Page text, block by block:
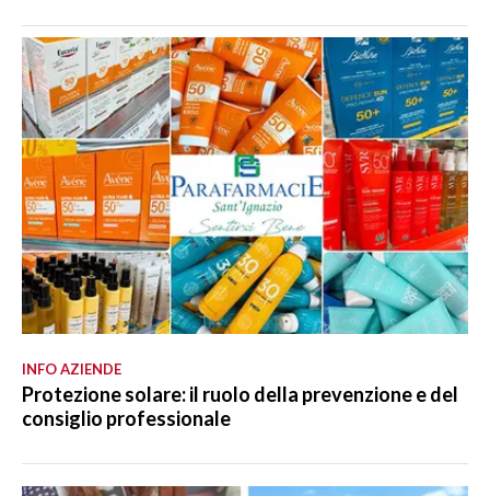
INFO AZIENDE
Protezione solare: il ruolo della prevenzione e del
consiglio professionale